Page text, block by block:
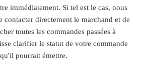
immédiatement. Si tel est le cas, nous
contacter directement le marchand et de
toutes les commandes passées à
clarifier le statut de votre commande
pourrait émettre.